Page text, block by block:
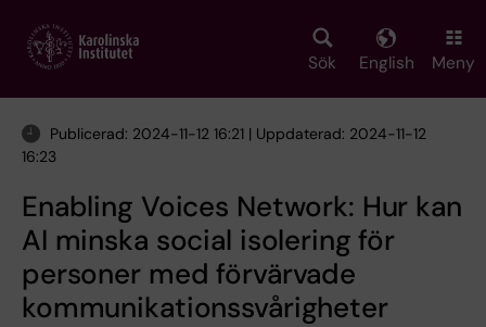
main
Sök English Meny
Publicerad: 2024-11-12 16:21 | Uppdaterad: 2024-11-12
16:23
Enabling Voices Network: Hur kan
AI minska social isolering för
personer med förvärvade
kommunikationssvårigheter